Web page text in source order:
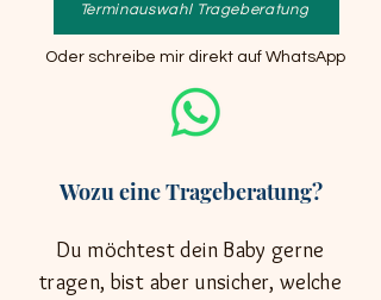
Terminauswahl Trageberatung
Oder schreibe mir direkt auf WhatsApp
Wozu eine Trageberatung?
Du möchtest dein Baby gerne
tragen, bist aber unsicher, welche